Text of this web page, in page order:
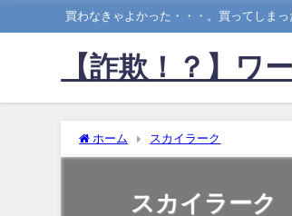
買わなきゃよかった・・・。買ってしま
【詐欺！？】ワ
ホーム スカイラーク
スカイラーク